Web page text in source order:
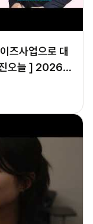
즈사업으로 대
오늘 ] 2026년